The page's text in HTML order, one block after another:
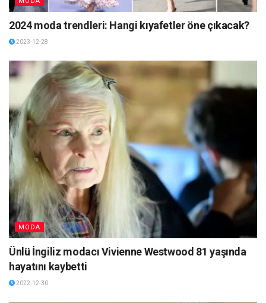
2024 moda trendleri: Hangi kıyafetler öne çıkacak?
2023-12-28
MODA
Ünlü İngiliz modacı Vivienne Westwood 81 yaşında
hayatını kaybetti
2022-12-30